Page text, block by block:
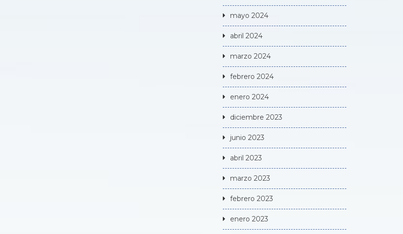
mayo 2024
abril 2024
marzo 2024
febrero 2024
enero 2024
diciembre 2023
junio 2023
abril 2023
marzo 2023
febrero 2023
enero 2023